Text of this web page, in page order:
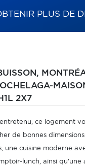
PLUS DE
2X7
ce logement
de bonnes
une cuisine moderne
lunch, ainsi qu'une